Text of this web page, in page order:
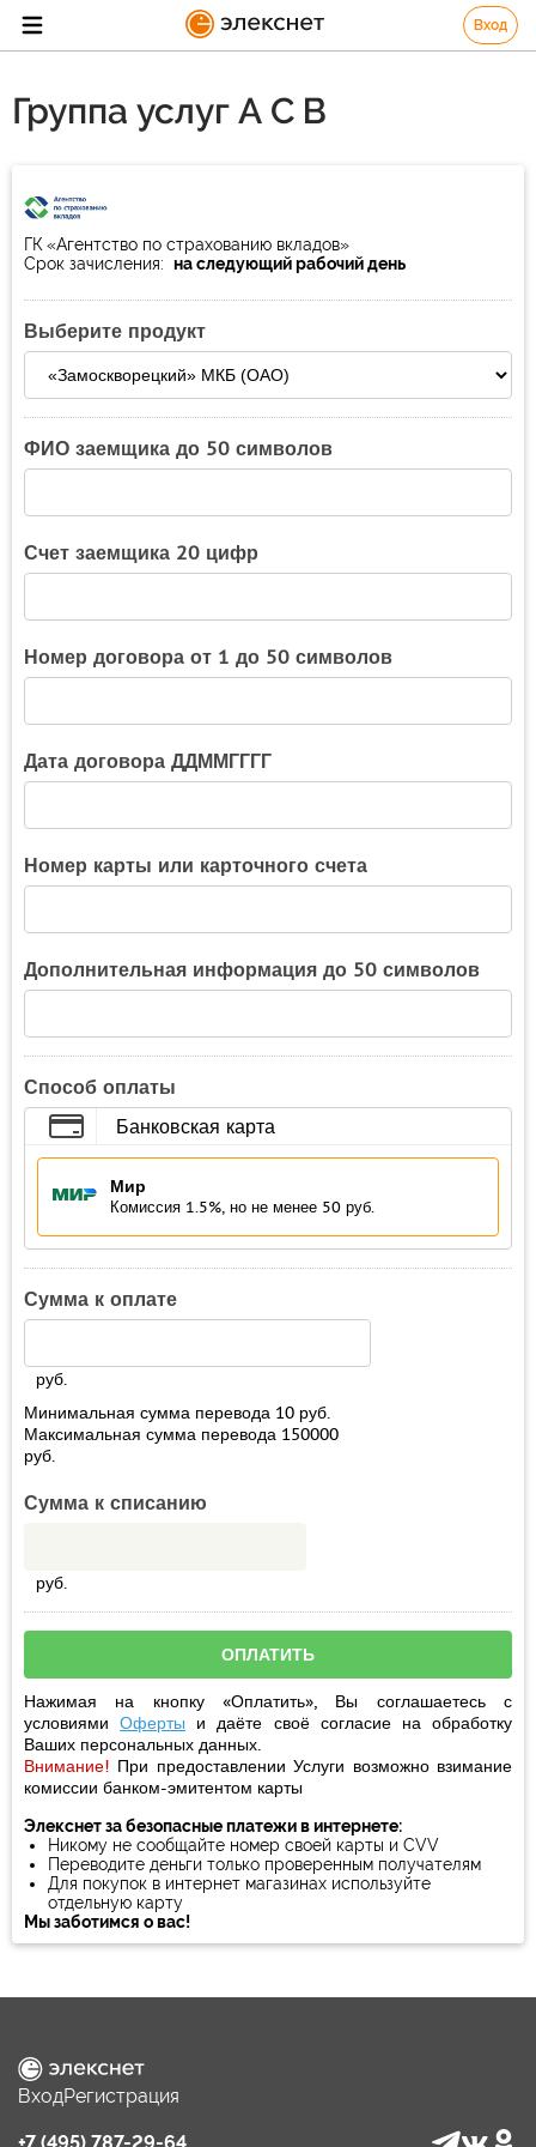
Вход
Группа услуг А С В
ГК «Агентство по страхованию вкладов»
Срок зачисления: на следующий рабочий день
Выберите продукт
ФИО заемщика до 50 символов
Счет заемщика 20 цифр
Номер договора от 1 до 50 символов
Дата договора ДДММГГГГ
Номер карты или карточного счета
Дополнительная информация до 50 символов
Способ оплаты
Банковская карта
Мир
Комиссия 1.5%, но не менее 50 руб.
Сумма к оплате
руб.
Минимальная сумма перевода 10 руб.
Максимальная сумма перевода 150000
руб.
Сумма к списанию
руб.
Нажимая на кнопку «Оплатить», Вы соглашаетесь с
условиямиОферты и даёте своё согласиена обработку
Ваших персональных данных.
Внимание! При предоставлении Услуги возможно взимание
комиссии банком-эмитентом карты
Элекснет за безопасные платежи в интернете:
Никому не сообщайте номер своей карты и CVV
Переводите деньги только проверенным получателям
Для покупок в интернет магазинах используйте
отдельную карту
Мы заботимся о вас!
ВходРегистрация